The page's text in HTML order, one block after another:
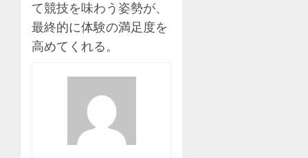
て競技を味わう姿勢が、
最終的に体験の満足度を
高めてくれる。